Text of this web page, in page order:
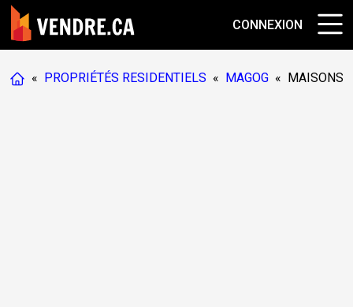
CONNEXION
« PROPRIÉTÉS RESIDENTIELS « MAGOG « MAISONS